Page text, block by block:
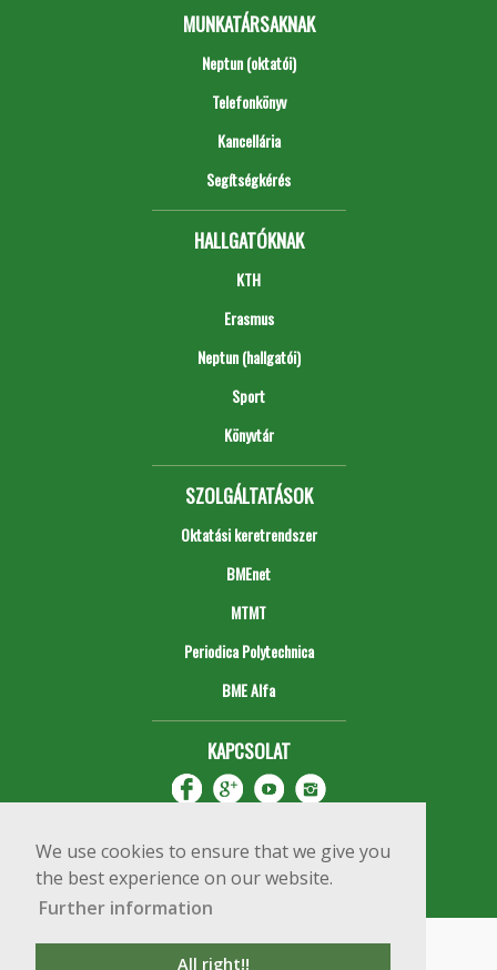
We use cookies to ensure that we give you
the best experience on our website.
Further information
All right!!
MUNKATÁRSAKNAK
Neptun (oktatói)
Telefonkönyv
Kancellária
Segítségkérés
HALLGATÓKNAK
KTH
Erasmus
Neptun (hallgatói)
Sport
Könyvtár
SZOLGÁLTATÁSOK
Oktatási keretrendszer
BMEnet
MTMT
Periodica Polytechnica
BME Alfa
KAPCSOLAT
Copyright © 2020 BME Építőmérnöki Kar